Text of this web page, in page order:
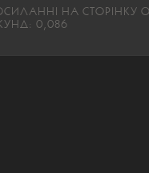
НА СТОРІНКУ
0,086